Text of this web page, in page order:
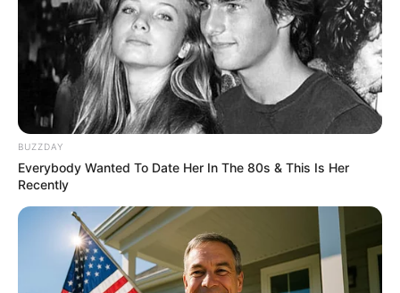
Top 10 Pop Divas (She's Not Number 1)
BRAINBERRIES
BUZZDAY
Everybody Wanted To Date Her In The 80s & This Is Her
Recently